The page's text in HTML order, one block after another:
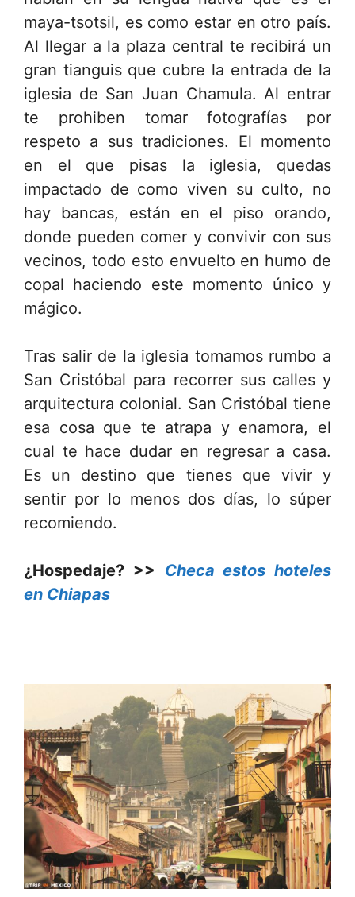
maya-tsotsil, es como estar en otro país.
Al llegar a la plaza central te recibirá un
gran tianguis que cubre la entrada de la
iglesia de San Juan Chamula. Al entrar
te prohiben tomar fotografías por
respeto a sus tradiciones. El momento
en el que pisas la iglesia, quedas
impactado de como viven su culto, no
hay bancas, están en el piso orando,
donde pueden comer y convivir con sus
vecinos, todo esto envuelto en humo de
copal haciendo este momento único y
mágico.
Tras salir de la iglesia tomamos rumbo a
San Cristóbal para recorrer sus calles y
arquitectura colonial. San Cristóbal tiene
esa cosa que te atrapa y enamora, el
cual te hace dudar en regresar a casa.
Es un destino que tienes que vivir y
sentir por lo menos dos días, lo súper
recomiendo.
¿Hospedaje? >>
Checa estos hoteles
en Chiapas